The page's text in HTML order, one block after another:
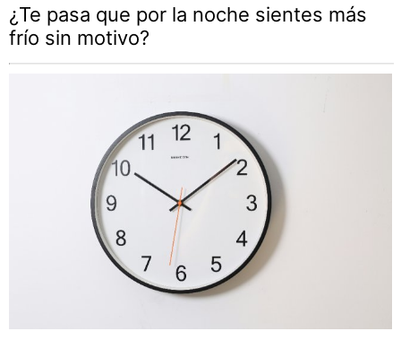
¿Te pasa que por la noche sientes más
frío sin motivo?